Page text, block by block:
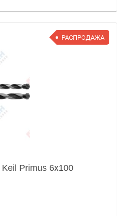
РАСПРОДАЖА
Primus 6х100